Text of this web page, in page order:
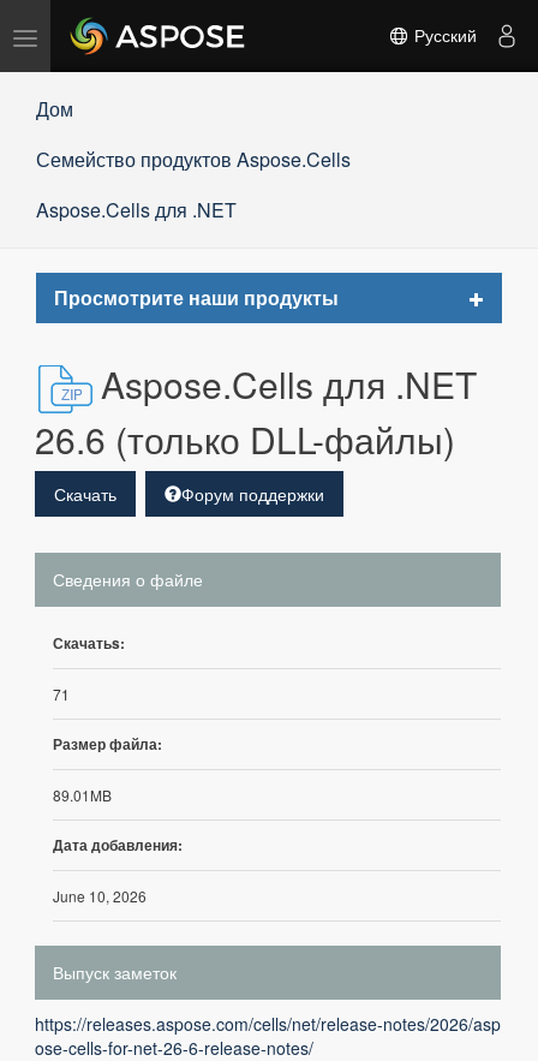
Переключить
навигацию
Русский
Дом
Семейство продуктов Aspose.Cells
Aspose.Cells для .NET
Просмотрите наши продукты
Toggle
Aspose.Cells для .NET
26.6 (только DLL-файлы)
Скачать Форум поддержки
Сведения о файле
Скачатьs:
71
Размер файла:
89.01MB
Дата добавления:
June 10, 2026
Выпуск заметок
https://releases.aspose.com/cells/net/release-notes/2026/asp
ose-cells-for-net-26-6-release-notes/